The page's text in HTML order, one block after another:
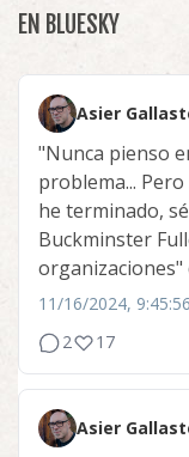
EN BLUESKY
Asier
"Nunca pienso
problema...
he terminado,
Buckminster
organizaciones"
11/16/2024,
2
17
Asier